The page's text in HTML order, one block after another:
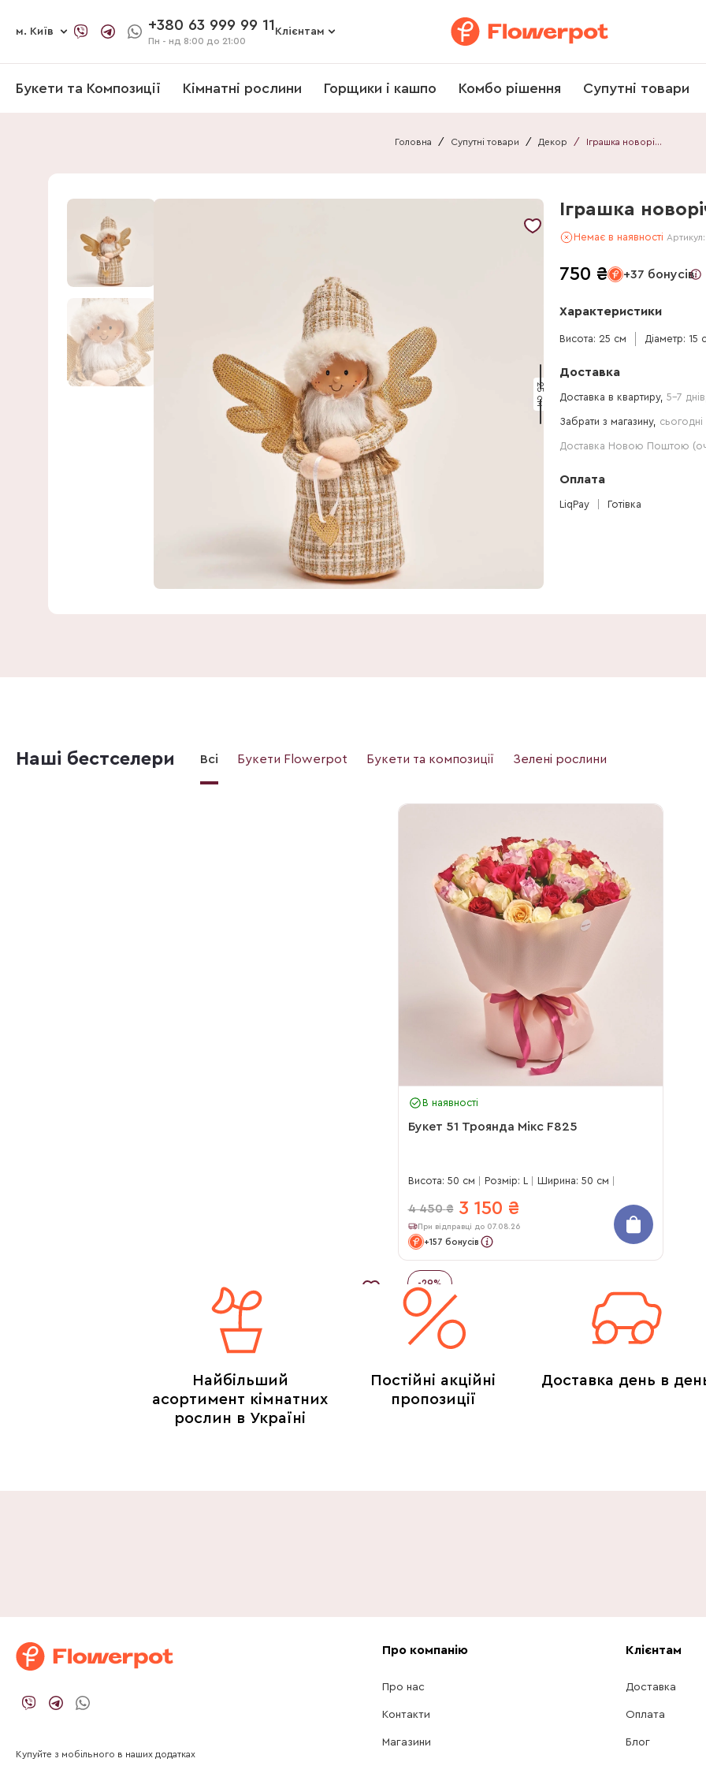
м. Київ +380 63 999 99 11
Пн - нд 8:00 до 21:00
Клієнтам
Букети та Композиції Кімнатні рослини Горщики і кашпо Комбо рішення Супутні товари
Головна / Супутні товари / Декор / Іграшка новорічна "Ангел"
25 см
Іграшка
Немає в наявності Артикул:
750 ₴ +37 бонусів
Характеристики
Висота: 25 см Діаметр: 15
Доставка
Доставка в квартиру, 5-7 днів
Забрати з магазину,
Доставка Новою Поштою
Оплата
LiqPay Готівка
Наші бестселери Всі Букети Flowerpot Букети та композиції Зелені рослини
В наявності
Букет 51 Троянда Мікс F825
Висота: 50 см Розмір: L Ширина: 50 см
4 450 ₴ 3 150 ₴
При відправці до 07.08.26
+157 бонусів
-29%
Найбільший
асортимент кімнатних
рослин в Україні
Постійні акційні
пропозиції
Доставка день в
Купуйте з мобільного в наших додатках
Про компанію
Про нас
Контакти
Магазини
Клієнтам
Доставка
Оплата
Блог